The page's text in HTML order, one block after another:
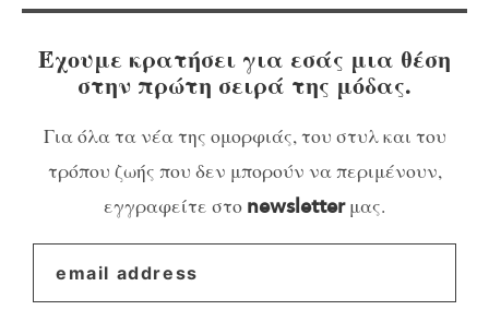
Έχουμε κρατήσει για εσάς μια θέση
στην πρώτη σειρά της μόδας.
Για όλα τα νέα της ομορφιάς, του στυλ και του
τρόπου ζωής που δεν μπορούν να περιμένουν,
εγγραφείτε στο newsletterμας.